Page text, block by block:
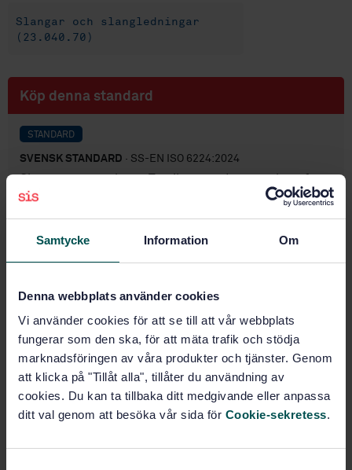
Samtycke Information Om
Denna webbplats använder cookies
Vi använder cookies för att se till att vår webbplats
fungerar som den ska, för att mäta trafik och stödja
marknadsföringen av våra produkter och tjänster. Genom
att klicka på "Tillåt alla", tillåter du användning av
cookies. Du kan ta tillbaka ditt medgivande eller anpassa
ditt val genom att besöka vår sida för Cookie-sekretess.
Slangar och slangledningar
(23.040.70)
Köp denna standard
STANDARD
SVENSK STANDARD · SS-EN ISO 6224:2024
allmänna ändamål - Specifikation (ISO 6224:2024,
PDF
Fler alternativ
Produktinformation
Språk: Engelska